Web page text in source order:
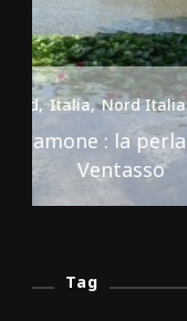
Featured
Premilcuore
Tag